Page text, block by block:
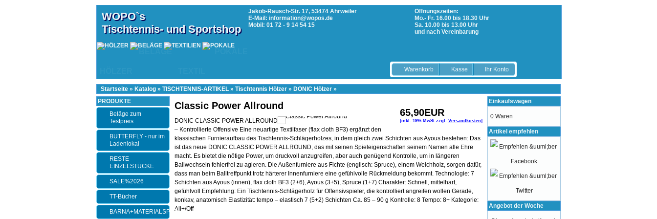
WOPO`s
Tischtennis- und Sportshop
Jakob-Rausch-Str. 17, 53474 Ahrweiler
E-Mail: information@wopos.de
Mobil: 01 72 - 9 14 54 15
Öffnungszeiten:
Mo.- Fr. 16.00 bis 18.30 Uhr
Sa. 10.00 bis 13.00 Uhr
und nach Vereinbarung
BELÄGE
Warenkorb Kasse Ihr Konto
Startseite » Katalog » TISCHTENNIS-ARTIKEL » Tischtennis Hölzer » DONIC Hölzer »
65,90EUR
[inkl. 19% MwSt zzgl. Versandkosten]
Classic Power Allround
DONIC CLASSIC POWER ALLROUND
– Kontrollierte Offensive Eine neuartige Textilfaser (flax cloth BF3) ergänzt den
klassischen Furnieraufbau des Tischtennis-Schlägerholzes, in dem gleich zwei Schichten aus Ayous bestehen: Das
ist das neue DONIC CLASSIC POWER ALLROUND, das mit seinen Spieleigenschaften seinem Namen alle Ehre
macht. Es bietet die nötige Power, um druckvoll anzugreifen, aber auch genügend Kontrolle, um in längeren
Ballwechseln fehlerfrei zu agieren. Die Außenfurniere aus Fichte (englisch: Spruce), einem Weichholz, sorgen dafür,
dass man beim Balltreffpunkt trotz härterer Innenfurniere eine gefühlvolle Rückmeldung bekommt. Technologie: 7
Schichten aus Ayous (innen), flax cloth BF3 (2+6), Ayous (3+5), Spruce (1+7) Charakter: Schnell, mittelhart,
gefühlvoll Empfehlung: Ein Tischtennis-Schlägerholz für Offensivspieler, die kontrolliert angreifen wollen Gerade,
konkav, anatomisch Elastizität: tempo – elastisch 7 (5+2) Schichten Ca. 85 – 90 g Kontrolle: 8 Tempo: 8+ Kategorie:
All+/Off-
PRODUKTE
Beläge zum
Testpreis
BUTTERFLY - nur im
Ladenlokal
RESTE
EINZELSTÜCKE
SALE%2026
TT-Bücher
BARNA+MATERIALSPEZI
Einkaufswagen
0 Waren
Artikel empfehlen
Angebot der Woche